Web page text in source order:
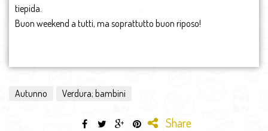
tiepida.
Buon weekend a tutti, ma soprattutto buon riposo!
Autunno Verdura; bambini
Share